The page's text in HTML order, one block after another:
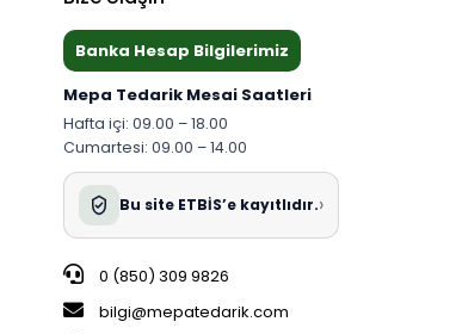
Banka Hesap Bilgilerimiz
Mepa Tedarik Mesai Saatleri
Hafta içi: 09.00 – 18.00
Cumartesi: 09.00 – 14.00
Bu site ETBİS’e kayıtlıdır.›
0 (850) 309 9826
bilgi@mepatedarik.com